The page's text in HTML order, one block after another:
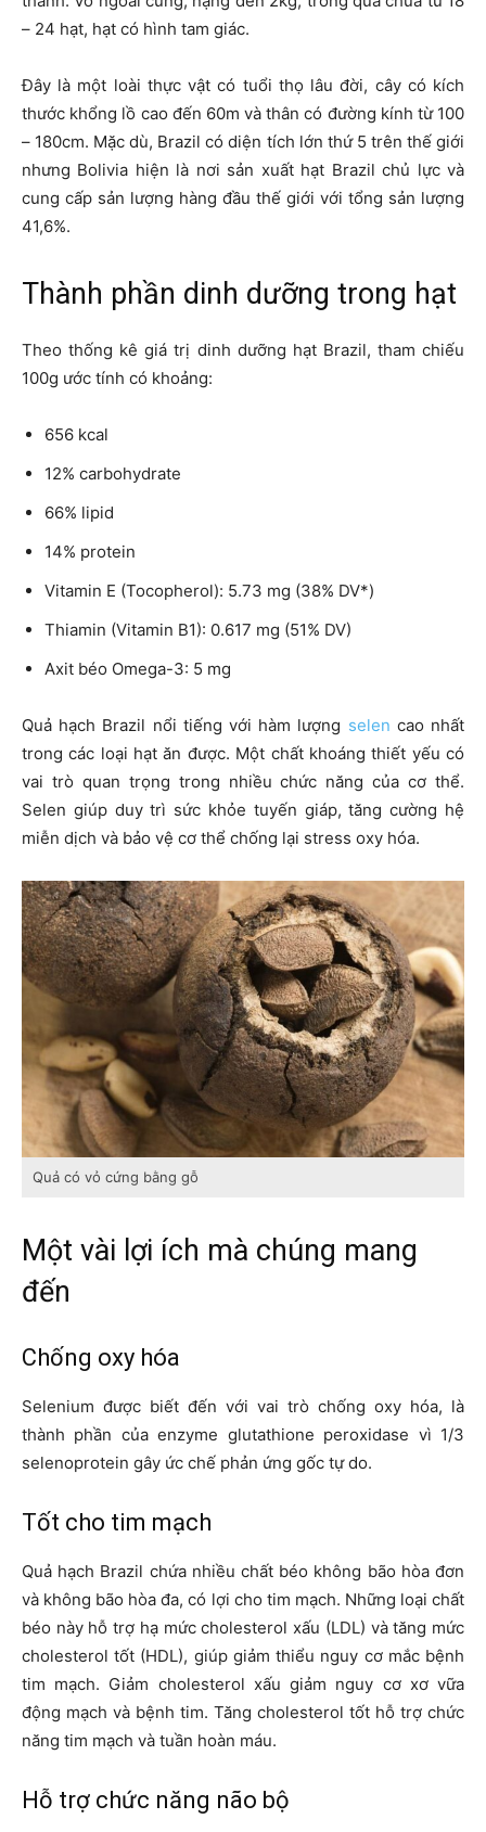
– 24 hạt, hạt có hình tam giác.
Đây là một loài thực vật có tuổi thọ lâu đời, cây có kích
thước khổng lồ cao đến 60m và thân có đường kính từ 100
– 180cm. Mặc dù, Brazil có diện tích lớn thứ 5 trên thế giới
nhưng Bolivia hiện là nơi sản xuất hạt Brazil chủ lực và
cung cấp sản lượng hàng đầu thế giới với tổng sản lượng
41,6%.
Thành phần dinh dưỡng trong hạt
Theo thống kê giá trị dinh dưỡng hạt Brazil, tham chiếu
100g ước tính có khoảng:
656 kcal
12% carbohydrate
66% lipid
14% protein
Vitamin E (Tocopherol): 5.73 mg (38% DV*)
Thiamin (Vitamin B1): 0.617 mg (51% DV)
Axit béo Omega-3: 5 mg
Quả hạch Brazil nổi tiếng với hàm lượng selen cao nhất
trong các loại hạt ăn được. Một chất khoáng thiết yếu có
vai trò quan trọng trong nhiều chức năng của cơ thể.
Selen giúp duy trì sức khỏe tuyến giáp, tăng cường hệ
miễn dịch và bảo vệ cơ thể chống lại stress oxy hóa.
Quả có vỏ cứng bằng gỗ
Một vài lợi ích mà chúng mang
đến
Chống oxy hóa
Selenium được biết đến với vai trò chống oxy hóa, là
thành phần của enzyme glutathione peroxidase vì 1/3
selenoprotein gây ức chế phản ứng gốc tự do.
Tốt cho tim mạch
Quả hạch Brazil chứa nhiều chất béo không bão hòa đơn
và không bão hòa đa, có lợi cho tim mạch. Những loại chất
béo này hỗ trợ hạ mức cholesterol xấu (LDL) và tăng mức
cholesterol tốt (HDL), giúp giảm thiểu nguy cơ mắc bệnh
tim mạch. Giảm cholesterol xấu giảm nguy cơ xơ vữa
động mạch và bệnh tim. Tăng cholesterol tốt hỗ trợ chức
năng tim mạch và tuần hoàn máu.
Hỗ trợ chức năng não bộ